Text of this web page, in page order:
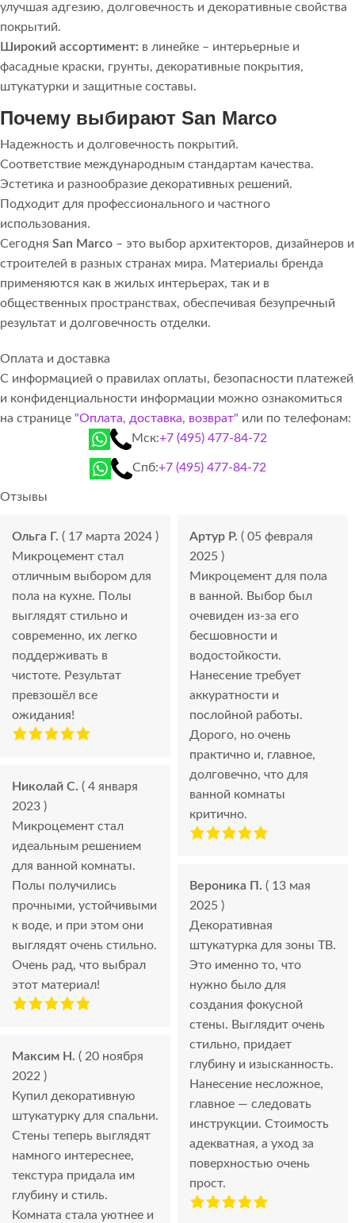
улучшая адгезию, долговечность и декоративные свойства
покрытий.
Широкий ассортимент: в линейке – интерьерные и
фасадные краски, грунты, декоративные покрытия,
штукатурки и защитные составы.
Почему выбирают San Marco
Надежность и долговечность покрытий.
Соответствие международным стандартам качества.
Эстетика и разнообразие декоративных решений.
Подходит для профессионального и частного
использования.
Сегодня San Marco – это выбор архитекторов, дизайнеров и
строителей в разных странах мира. Материалы бренда
применяются как в жилых интерьерах, так и в
общественных пространствах, обеспечивая безупречный
результат и долговечность отделки.
Оплата и доставка
С информацией о правилах оплаты, безопасности платежей
и конфиденциальности информации можно ознакомиться
на странице "Оплата, доставка, возврат" или по телефонам:
Мск:+7 (495) 477-84-72
Спб:+7 (495) 477-84-72
Отзывы
Ольга Г. ( 17 марта 2024 )
Микроцемент стал
отличным выбором для
пола на кухне. Полы
выглядят стильно и
современно, их легко
поддерживать в
чистоте. Результат
превзошёл все
ожидания!
Николай С. ( 4 января
2023 )
Микроцемент стал
идеальным решением
для ванной комнаты.
Полы получились
прочными, устойчивыми
к воде, и при этом они
выглядят очень стильно.
Очень рад, что выбрал
этот материал!
Максим Н. ( 20 ноября
2022 )
Купил декоративную
штукатурку для спальни.
Стены теперь выглядят
намного интереснее,
текстура придала им
глубину и стиль.
Комната стала уютнее и
Артур Р. ( 05 февраля
2025 )
Микроцемент для пола
в ванной. Выбор был
очевиден из-за его
бесшовности и
водостойкости.
Нанесение требует
аккуратности и
послойной работы.
Дорого, но очень
практично и, главное,
долговечно, что для
ванной комнаты
критично.
Вероника П. ( 13 мая
2025 )
Декоративная
штукатурка для зоны ТВ.
Это именно то, что
нужно было для
создания фокусной
стены. Выглядит очень
стильно, придает
глубину и изысканность.
Нанесение несложное,
главное — следовать
инструкции. Стоимость
адекватная, а уход за
поверхностью очень
прост.